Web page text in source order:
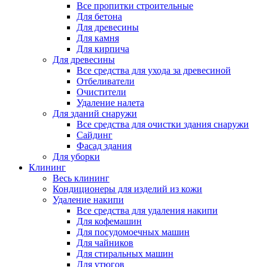
Все пропитки строительные
Для бетона
Для древесины
Для камня
Для кирпича
Для древесины
Все средства для ухода за древесиной
Отбеливатели
Очистители
Удаление налета
Для зданий снаружи
Все средства для очистки здания снаружи
Сайдинг
Фасад здания
Для уборки
Клининг
Весь клининг
Кондиционеры для изделий из кожи
Удаление накипи
Все средства для удаления накипи
Для кофемашин
Для посудомоечных машин
Для чайников
Для стиральных машин
Для утюгов